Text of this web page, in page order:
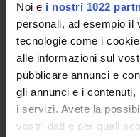
Noi e i nostri 1022
personali, ad esempio il
tecnologie come i
alle informazioni sul
pubblicare annunci e
gli annunci e i
i servizi. Avete la
vostri dati e per quali
PHD PROGRAMMES
TRAINING
Contacts
People
Places